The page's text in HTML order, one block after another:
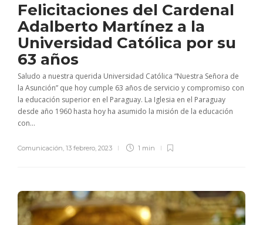
Felicitaciones del Cardenal
Adalberto Martínez a la
Universidad Católica por su
63 años
Saludo a nuestra querida Universidad Católica “Nuestra Señora de
la Asunción” que hoy cumple 63 años de servicio y compromiso con
la educación superior en el Paraguay. La Iglesia en el Paraguay
desde año 1960 hasta hoy ha asumido la misión de la educación
con...
Comunicación, 13 febrero, 2023 1 min